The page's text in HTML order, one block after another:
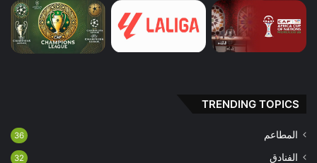
TRENDING TOPICS
المطاعم 36
الفنادق 32